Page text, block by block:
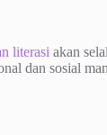
literasi akan
dan sosial